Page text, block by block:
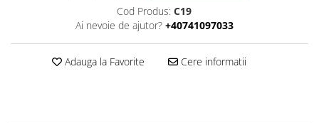
Performanta Echipei
Rezolvarea Conflictelor /
Cod Produs: C19
Ai nevoie de ajutor? +40741097033
Adauga la Favorite Cere informatii